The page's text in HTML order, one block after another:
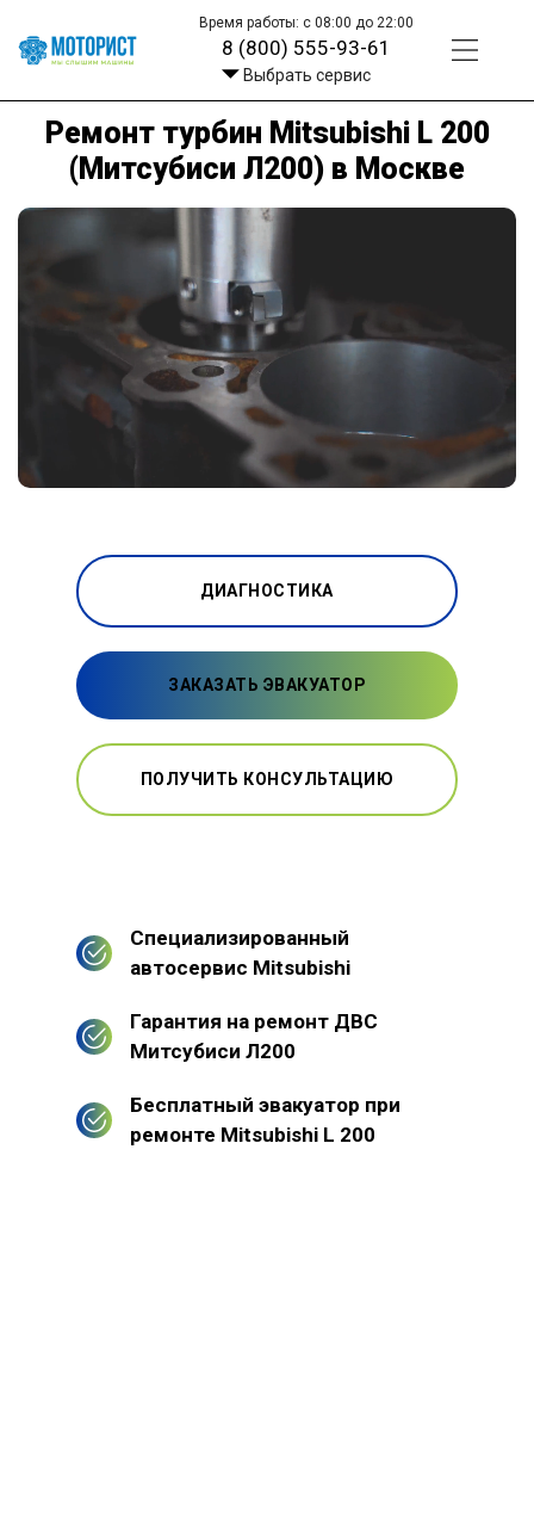
Время работы: с 08:00 до 22:00
8 (800) 555-93-61
Выбрать сервис
Ремонт турбин Mitsubishi L 200
(Митсубиси Л200) в Москве
ДИАГНОСТИКА
ЗАКАЗАТЬ ЭВАКУАТОР
ПОЛУЧИТЬ КОНСУЛЬТАЦИЮ
Специализированный
автосервис Mitsubishi
Гарантия на ремонт ДВС
Митсубиси Л200
Бесплатный эвакуатор при
ремонте Mitsubishi L 200